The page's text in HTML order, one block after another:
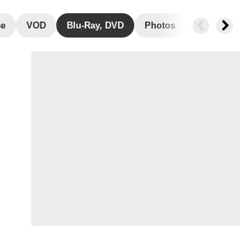
VOD Blu-Ray, DVD Photos Musique